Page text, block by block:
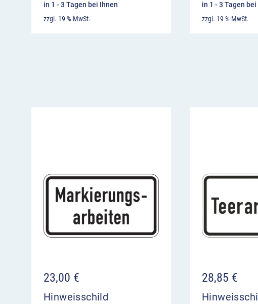
in 1 - 3 Tagen bei Ihnen
zzgl. 19 % MwSt.
in 1 - 3 Tagen bei
zzgl. 19 % MwSt.
23,00 €
Hinweisschild
28,85 €